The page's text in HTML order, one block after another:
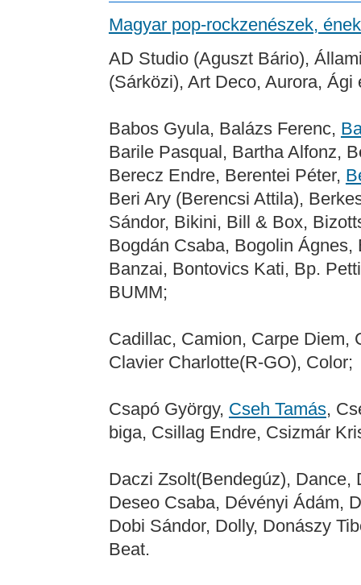
Magyar pop-rockzenészek,
AD Studio (Aguszt Bário),
(Sárközi), Art Deco, Aurora, Ági
Babos Gyula, Balázs Ferenc,
Barile Pasqual, Bartha Alfonz,
Berecz Endre, Berentei Péter,
Beri Ary (Berencsi Attila),
Sándor, Bikini, Bill & Box,
Bogdán Csaba, Bogolin
Banzai, Bontovics Kati, Bp.
BUMM;
Cadillac, Camion, Carpe Diem,
Clavier Charlotte(R-GO), Color;
Csapó György, Cseh Tamás,
biga, Csillag Endre, Csizmár
Daczi Zsolt(Bendegúz),
Deseo Csaba, Dévényi Ádám,
Dobi Sándor, Dolly, Donászy
Beat.